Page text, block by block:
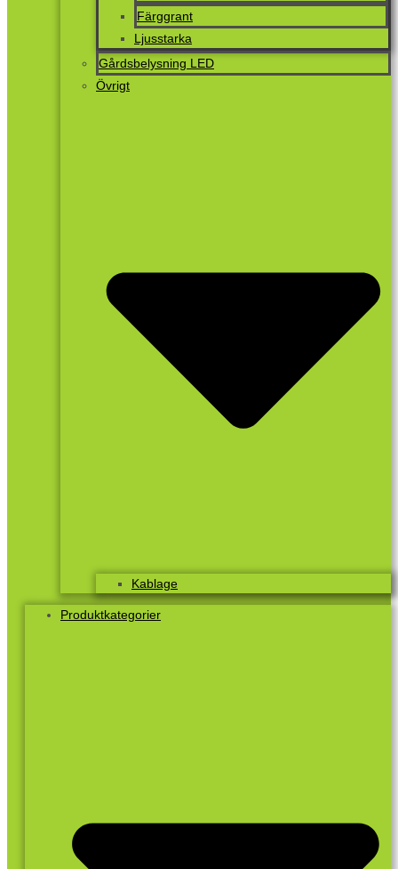
Färggrant
Ljusstarka
Gårdsbelysning LED
Övrigt
Kablage
Produktkategorier